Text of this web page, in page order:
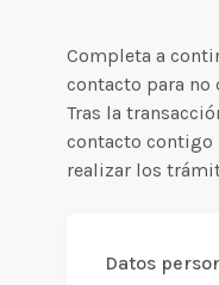
Completa a
contacto para no
Tras la
contacto contigo
realizar los
Datos